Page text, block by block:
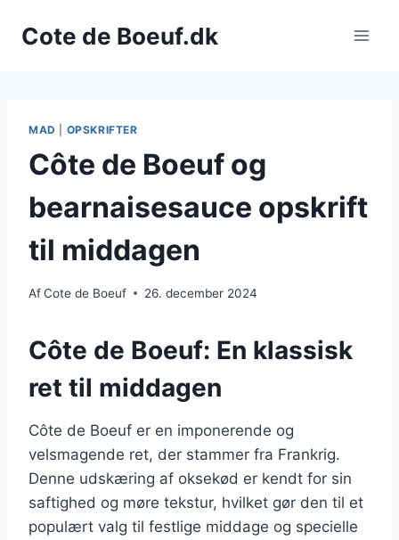
Cote de Boeuf.dk
MAD OPSKRIFTER
Côte de Boeuf og
bearnaisesauce opskrift
til middagen
AfCote de Boeuf 26. december 2024
Côte de Boeuf: En klassisk
ret til middagen
Côte de Boeuf er en imponerende og
velsmagende ret, der stammer fra Frankrig.
Denne udskæring af oksekød er kendt for sin
saftighed og møre tekstur, hvilket gør den til et
populært valg til festlige middage og specielle